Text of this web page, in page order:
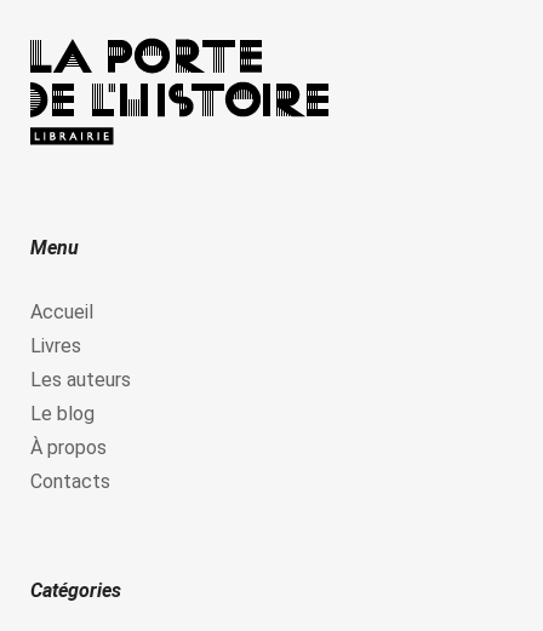
Menu
Accueil
Livres
Les auteurs
Le blog
À propos
Contacts
Catégories